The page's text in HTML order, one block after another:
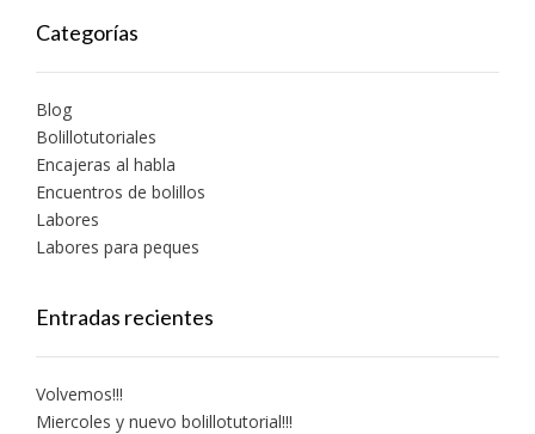
Categorías
Blog
Bolillotutoriales
Encajeras al habla
Encuentros de bolillos
Labores
Labores para peques
Entradas recientes
Volvemos!!!
Miercoles y nuevo bolillotutorial!!!